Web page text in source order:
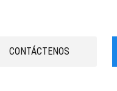
CONTÁCTENOS